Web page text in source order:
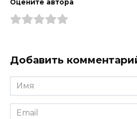
Оцените автора
Добавить
Имя
*
Email